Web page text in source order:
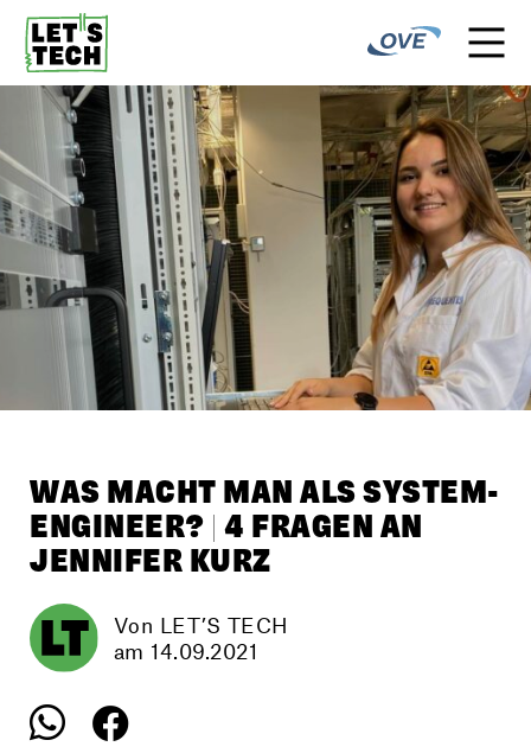
WAS MACHT MAN ALS SYSTEM-
ENGINEER? | 4 FRAGEN AN
JENNIFER KURZ
Von LET’S TECH
am 14.09.2021